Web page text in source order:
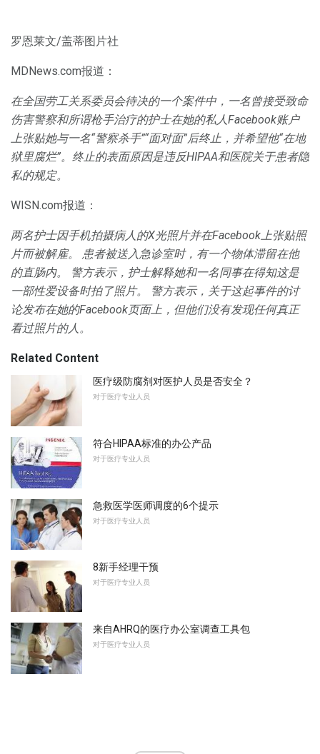
罗恩莱文/盖蒂图片社
MDNews.com报道：
在全国劳工关系委员会待决的一个案件中，一名曾接受致命
伤害警察和所谓枪手治疗的护士在她的私人Facebook账户
上张贴她与一名“警察杀手”“面对面”后终止，并希望他“在地
狱里腐烂”。终止的表面原因是违反HIPAA和医院关于患者隐
私的规定。
WISN.com报道：
两名护士因手机拍摄病人的X光照片并在Facebook上张贴照
片而被解雇。
患者被送入急诊室时，有一个物体滞留在他
的直肠内。
警方表示，护士解释她和一名同事在得知这是
一部性爱设备时拍了照片。
警方表示，关于这起事件的讨
论发布在她的Facebook页面上，但他们没有发现任何真正
看过照片的人。
Related Content
医疗级防腐剂对医护人员是否安全？
对于医疗专业人员
符合HIPAA标准的办公产品
对于医疗专业人员
急救医学医师调度的6个提示
对于医疗专业人员
8新手经理干预
对于医疗专业人员
来自AHRQ的医疗办公室调查工具包
对于医疗专业人员